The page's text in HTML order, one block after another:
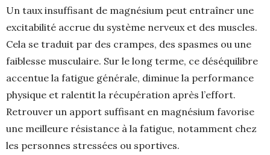
Un taux insuffisant de magnésium peut entraîner une
excitabilité accrue du système nerveux et des muscles.
Cela se traduit par des crampes, des spasmes ou une
faiblesse musculaire. Sur le long terme, ce déséquilibre
accentue la fatigue générale, diminue la performance
physique et ralentit la récupération après l’effort.
Retrouver un apport suffisant en magnésium favorise
une meilleure résistance à la fatigue, notamment chez
les personnes stressées ou sportives.